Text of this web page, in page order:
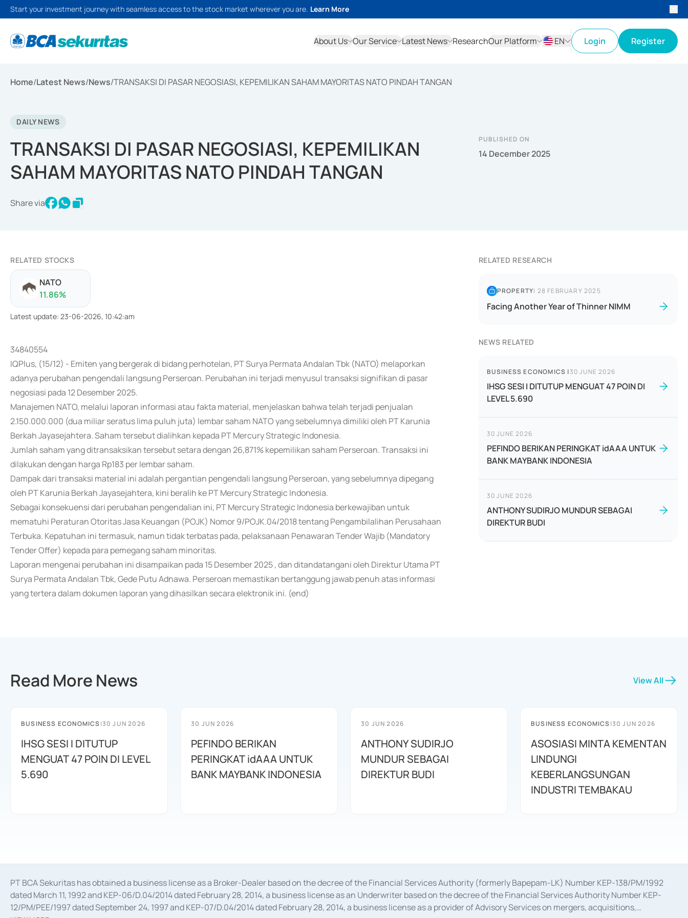
Start your investment journey with seamless access to the stock market wherever you are. Learn More
About Us Our Service Latest News ResearchOur Platform
EN
Login Register
Home/Latest News/News/TRANSAKSI DI PASAR NEGOSIASI, KEPEMILIKAN SAHAM MAYORITAS NATO PINDAH TANGAN
DAILY NEWS
TRANSAKSI DI PASAR NEGOSIASI, KEPEMILIKAN
SAHAM MAYORITAS NATO PINDAH TANGAN
Share via
PUBLISHED ON
14 December 2025
RELATED STOCKS
NATO
11.86%
Latest update: 23-06-2026, 10:42:am
34840554
IQPlus, (15/12) - Emiten yang bergerak di bidang perhotelan, PT Surya Permata Andalan Tbk (NATO) melaporkan
adanya perubahan pengendali langsung Perseroan. Perubahan ini terjadi menyusul transaksi signifikan di pasar
negosiasi pada 12 Desember 2025.
Manajemen NATO, melalui laporan informasi atau fakta material, menjelaskan bahwa telah terjadi penjualan
2.150.000.000 (dua miliar seratus lima puluh juta) lembar saham NATO yang sebelumnya dimiliki oleh PT Karunia
Berkah Jayasejahtera. Saham tersebut dialihkan kepada PT Mercury Strategic Indonesia.
Jumlah saham yang ditransaksikan tersebut setara dengan 26,871% kepemilikan saham Perseroan. Transaksi ini
dilakukan dengan harga Rp183 per lembar saham.
Dampak dari transaksi material ini adalah pergantian pengendali langsung Perseroan, yang sebelumnya dipegang
oleh PT Karunia Berkah Jayasejahtera, kini beralih ke PT Mercury Strategic Indonesia.
Sebagai konsekuensi dari perubahan pengendalian ini, PT Mercury Strategic Indonesia berkewajiban untuk
mematuhi Peraturan Otoritas Jasa Keuangan (POJK) Nomor 9/POJK.04/2018 tentang Pengambilalihan Perusahaan
Terbuka. Kepatuhan ini termasuk, namun tidak terbatas pada, pelaksanaan Penawaran Tender Wajib (Mandatory
Tender Offer) kepada para pemegang saham minoritas.
Laporan mengenai perubahan ini disampaikan pada 15 Desember 2025 , dan ditandatangani oleh Direktur Utama PT
Surya Permata Andalan Tbk, Gede Putu Adnawa. Perseroan memastikan bertanggung jawab penuh atas informasi
yang tertera dalam dokumen laporan yang dihasilkan secara elektronik ini. (end)
RELATED RESEARCH
PROPERTY| 28 FEBRUARY 2025
Facing Another Year of Thinner NIMM
NEWS RELATED
BUSINESS ECONOMICS |30 JUNE 2026
IHSG SESI I DITUTUP MENGUAT 47 POIN DI
LEVEL 5.690
30 JUNE 2026
PEFINDO BERIKAN PERINGKAT idAAA UNTUK
BANK MAYBANK INDONESIA
30 JUNE 2026
ANTHONY SUDIRJO MUNDUR SEBAGAI
DIREKTUR BUDI
Read More News View All
BUSINESS ECONOMICS|30 JUN 2026
IHSG SESI I DITUTUP
MENGUAT 47 POIN DI LEVEL
5.690
30 JUN 2026
PEFINDO BERIKAN
PERINGKAT idAAA UNTUK
BANK MAYBANK INDONESIA
30 JUN 2026
ANTHONY SUDIRJO
MUNDUR SEBAGAI
DIREKTUR BUDI
BUSINESS ECONOMICS|30 JUN 2026
ASOSIASI MINTA KEMENTAN
LINDUNGI
KEBERLANGSUNGAN
INDUSTRI TEMBAKAU
PT BCA Sekuritas has obtained a business license as a Broker-Dealer based on the decree of the Financial Services Authority (formerly Bapepam-LK) Number KEP-138/PM/1992
dated March 11, 1992 and KEP-06/D.04/2014 dated February 28, 2014, a business license as an Underwriter based on the decree of the Financial Services Authority Number KEP-
12/PM/PEE/1997 dated September 24, 1997 and KEP-07/D.04/2014 dated February 28, 2014, a business license as a provider of Advisory Services on mergers, acquisitions,